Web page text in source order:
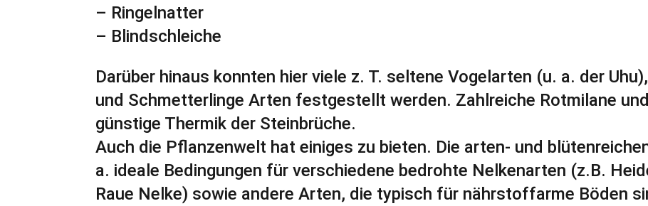
– Ringelnatter
– Blindschleiche
Darüber hinaus konnten hier viele z. T. seltene Vogelarten (u. a. der
und Schmetterlinge Arten festgestellt werden. Zahlreiche Rotmilane
günstige Thermik der Steinbrüche.
Auch die Pflanzenwelt hat einiges zu bieten. Die arten- und
a. ideale Bedingungen für verschiedene bedrohte Nelkenarten (z.B.
Raue Nelke) sowie andere Arten, die typisch für nährstoffarme Böden